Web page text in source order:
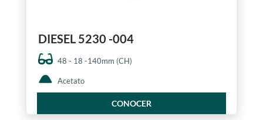
DIESEL 5230 -004
48 - 18 -140mm (CH)
Acetato
CONOCER